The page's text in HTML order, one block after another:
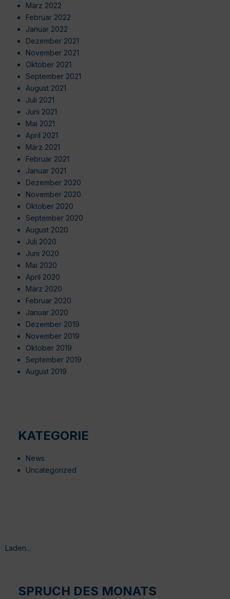
März 2022
Februar 2022
Januar 2022
Dezember 2021
November 2021
Oktober 2021
September 2021
August 2021
Juli 2021
Juni 2021
Mai 2021
April 2021
März 2021
Februar 2021
Januar 2021
Dezember 2020
November 2020
Oktober 2020
September 2020
August 2020
Juli 2020
Juni 2020
Mai 2020
April 2020
März 2020
Februar 2020
Januar 2020
Dezember 2019
November 2019
Oktober 2019
September 2019
August 2019
KATEGORIE
News
Uncategorized
Laden...
SPRUCH DES MONATS